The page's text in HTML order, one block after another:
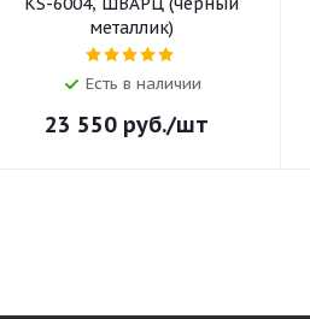
металлик)
Есть в наличии
23 550 руб./шт